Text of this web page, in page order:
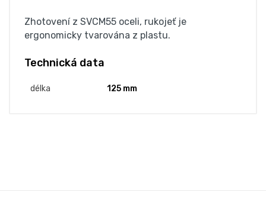
Zhotovení z SVCM55 oceli, rukojeť je
ergonomicky tvarována z plastu.
Technická data
délka 125 mm